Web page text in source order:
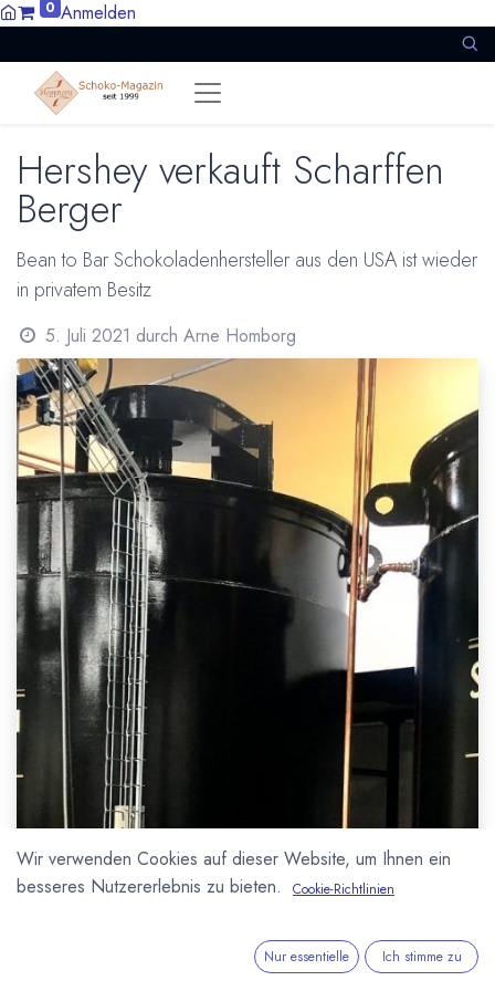
0 Anmelden
Hershey verkauft Scharffen
Berger
Bean to Bar Schokoladenhersteller aus den USA ist wieder
in privatem Besitz
5. Juli 2021 durch Arne Homborg
Wir verwenden Cookies auf dieser Website, um Ihnen ein
besseres Nutzererlebnis zu bieten.
Cookie-Richtlinien
Nur essentielle Ich stimme zu